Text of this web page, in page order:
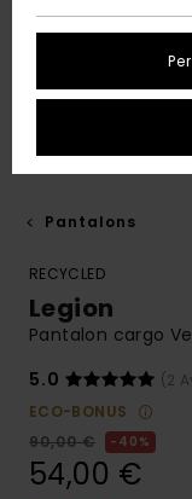
Pantalons
RECYCLED
Legion
Pantalon cargo
5.0
(2
ECO-BONUS
90,00 €
40%
54,00 €